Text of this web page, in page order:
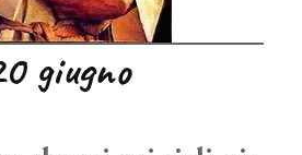
giugno